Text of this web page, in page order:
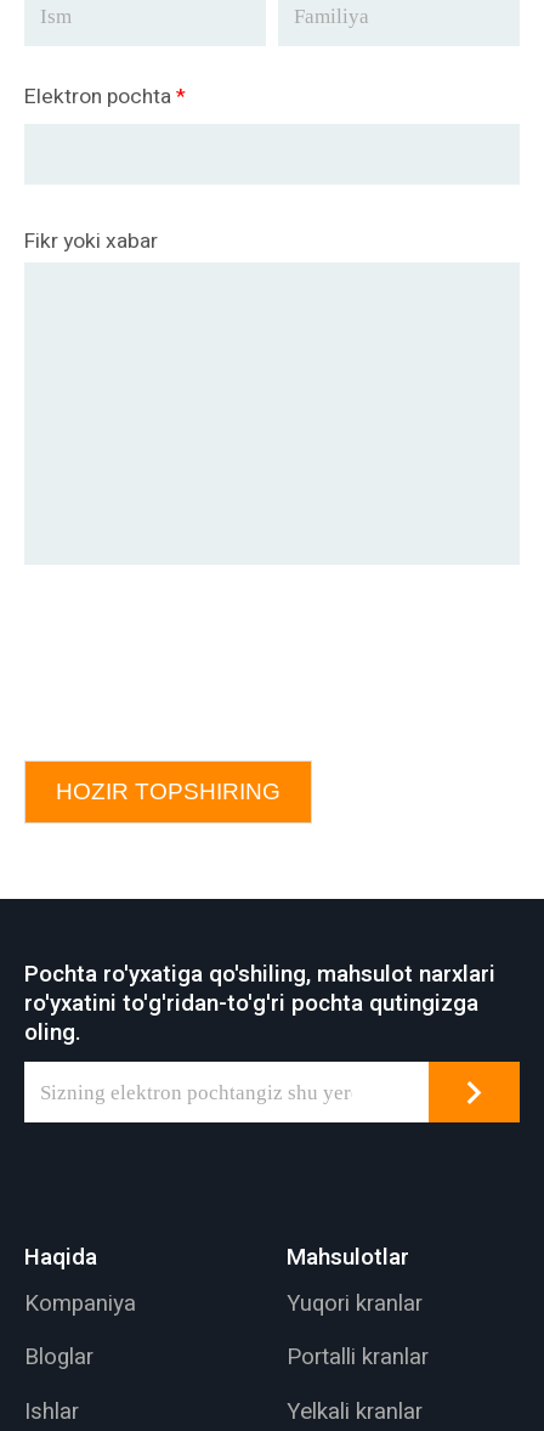
Elektron pochta*
Fikr yoki xabar
HOZIR TOPSHIRING
Pochta ro'yxatiga qo'shiling, mahsulot narxlari
ro'yxatini to'g'ridan-to'g'ri pochta qutingizga
oling.
Haqida
Kompaniya
Bloglar
Ishlar
Mahsulotlar
Yuqori kranlar
Portalli kranlar
Yelkali kranlar